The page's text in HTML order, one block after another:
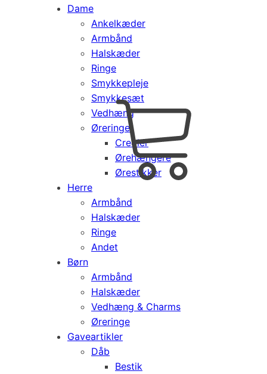
Dame
Ankelkæder
Armbånd
Halskæder
Ringe
Smykkepleje
Smykkesæt
Vedhæng
Øreringe
Creoler
Ørehængere
Ørestikker
Herre
Armbånd
Halskæder
Ringe
Andet
Børn
Armbånd
Halskæder
Vedhæng & Charms
Øreringe
Gaveartikler
Dåb
Bestik
Products